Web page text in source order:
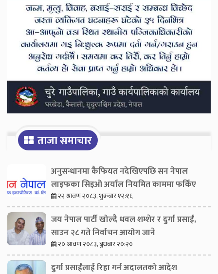
ताजा समाचार
अनुसन्धानमा कैफियत नदेखिएपछि सन नेपाल
लाइफका सिइओ अर्याल नियमित काममा फर्किए
२२ श्रावण २०८३, शुक्रबार १२:१६
जय नेपाल पार्टी खोल्दै धवल शम्शेर र दुर्गा प्रसाईं,
साउन २८ गते निर्वाचन आयोग जाने
२० श्रावण २०८३, बुधबार २०:२०
दुर्गा प्रसाईंलाई रिहा गर्न अदालतको आदेश